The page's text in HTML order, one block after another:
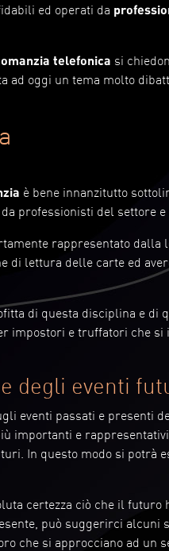
ed operati da
telefonica si
ad oggi un tema molto
è bene innanzitutto
professionisti del settore
rappresentato dalla
di lettura delle carte ed
di questa disciplina e
impostori e truffatori che
degli eventi
eventi passati e presenti
importanti e
In questo modo si potrà
certezza ciò che il futuro
può suggerirci
che si approcciano ad un